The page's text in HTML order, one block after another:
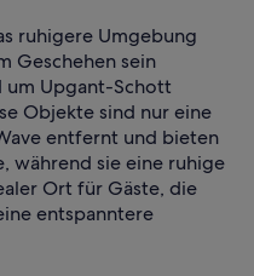
ruhigere Umgebung
Geschehen sein
Upgant-Schott
Objekte sind nur eine
entfernt und bieten
während sie eine ruhige
Ort für Gäste, die
entspanntere